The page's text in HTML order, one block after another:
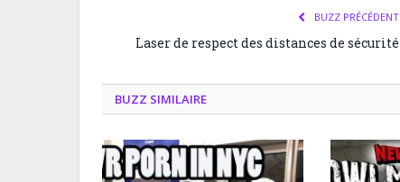
BUZZ PRÉCÉDENT
Laser de respect des distances de sécurité
BUZZ SIMILAIRE